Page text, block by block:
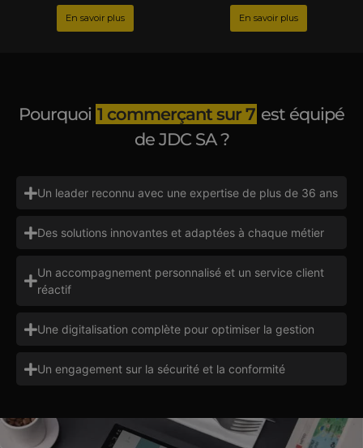
En savoir plus En savoir plus
Pourquoi 1 commerçant sur 7 est équipé
de JDC SA ?
Un leader reconnu avec une expertise de plus de 36 ans
Des solutions innovantes et adaptées à chaque métier
Un accompagnement personnalisé et un service client
réactif
Une digitalisation complète pour optimiser la gestion
Un engagement sur la sécurité et la conformité